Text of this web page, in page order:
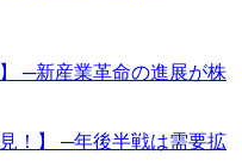
─新産業革命の進展が株
！】 ─年後半戦は需要拡